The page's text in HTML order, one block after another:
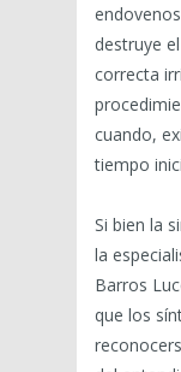
destruye
correcta
cuando,
tiempo
Si bien la
la
Barros
que los